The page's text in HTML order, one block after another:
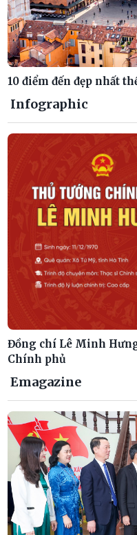
10 điểm đến đẹp nhất
Infographic
Đồng chí Lê Minh
Chính phủ
Emagazine